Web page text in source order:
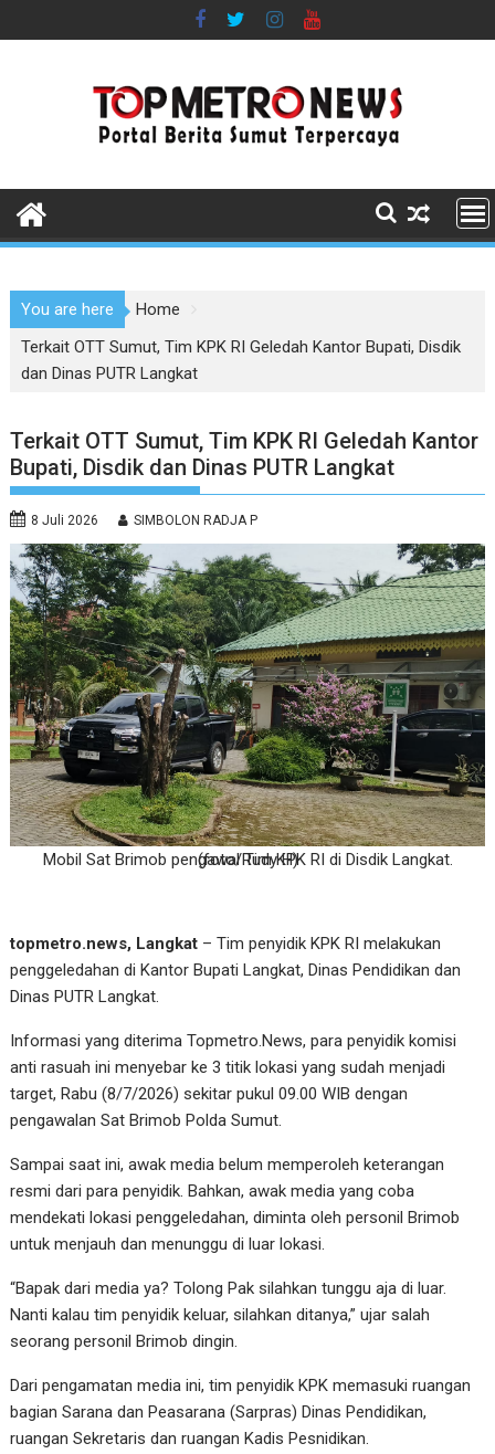
to
You are here
Home
Terkait OTT Sumut, Tim KPK RI Geledah Kantor Bupati, Disdik
dan Dinas PUTR Langkat
Terkait OTT Sumut, Tim KPK RI Geledah Kantor
Bupati, Disdik dan Dinas PUTR Langkat
8 Juli 2026 SIMBOLON RADJA P
Mobil Sat Brimob pengawal Tim KPK RI di Disdik Langkat. (foto/Rudy H)
topmetro.news, Langkat – Tim penyidik KPK RI melakukan
penggeledahan di Kantor Bupati Langkat, Dinas Pendidikan dan
Dinas PUTR Langkat.
Informasi yang diterima Topmetro.News, para penyidik komisi
anti rasuah ini menyebar ke 3 titik lokasi yang sudah menjadi
target, Rabu (8/7/2026) sekitar pukul 09.00 WIB dengan
pengawalan Sat Brimob Polda Sumut.
Sampai saat ini, awak media belum memperoleh keterangan
resmi dari para penyidik. Bahkan, awak media yang coba
mendekati lokasi penggeledahan, diminta oleh personil Brimob
untuk menjauh dan menunggu di luar lokasi.
“Bapak dari media ya? Tolong Pak silahkan tunggu aja di luar.
Nanti kalau tim penyidik keluar, silahkan ditanya,” ujar salah
seorang personil Brimob dingin.
Dari pengamatan media ini, tim penyidik KPK memasuki ruangan
bagian Sarana dan Peasarana (Sarpras) Dinas Pendidikan,
ruangan Sekretaris dan ruangan Kadis Pesnidikan.